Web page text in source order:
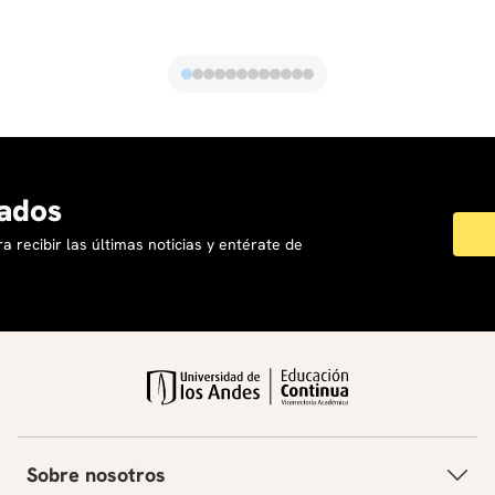
recibir las últimas noticias y entérate de
Sobre nosotros